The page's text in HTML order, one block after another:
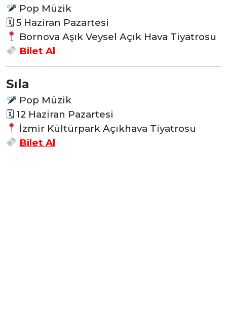
Pop Müzik
🗓 5 Haziran Pazartesi
Bornova Aşık Veysel Açık Hava Tiyatrosu
Bilet Al
Sıla
Pop Müzik
🗓 12 Haziran Pazartesi
İzmir Kültürpark Açıkhava Tiyatrosu
Bilet Al